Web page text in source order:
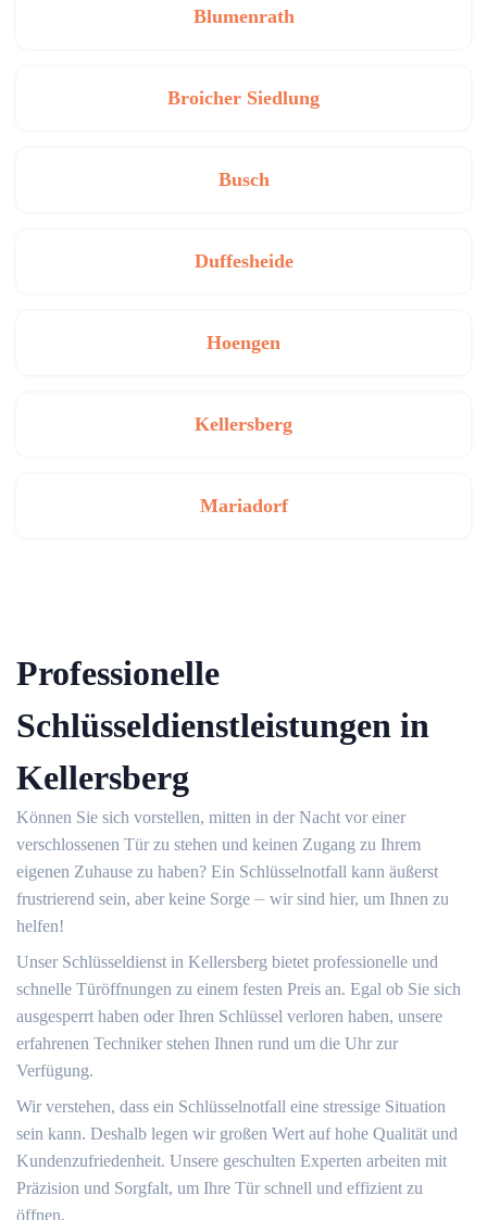
Blumenrath
Broicher Siedlung
Busch
Duffesheide
Hoengen
Kellersberg
Mariadorf
Professionelle
Schlüsseldienstleistungen in
Kellersberg
Können Sie sich vorstellen, mitten in der Nacht vor einer
verschlossenen Tür zu stehen und keinen Zugang zu Ihrem
eigenen Zuhause zu haben?​ Ein Schlüsselnotfall kann äußerst
frustrierend sein, aber keine Sorge ⏤ wir sind hier, um Ihnen zu
helfen!​
Unser Schlüsseldienst in Kellersberg bietet professionelle und
schnelle Türöffnungen zu einem festen Preis an.​ Egal ob Sie sich
ausgesperrt haben oder Ihren Schlüssel verloren haben, unsere
erfahrenen Techniker stehen Ihnen rund um die Uhr zur
Verfügung.​
Wir verstehen, dass ein Schlüsselnotfall eine stressige Situation
sein kann.​ Deshalb legen wir großen Wert auf hohe Qualität und
Kundenzufriedenheit. Unsere geschulten Experten arbeiten mit
Präzision und Sorgfalt, um Ihre Tür schnell und effizient zu
öffnen.​